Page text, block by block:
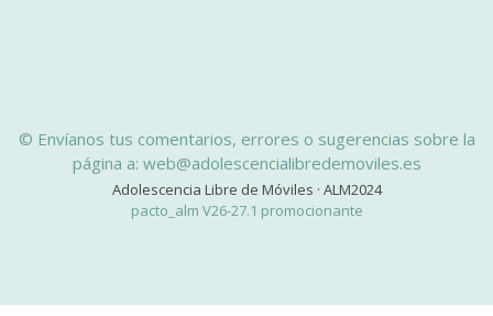
© Envíanos tus comentarios, errores o sugerencias sobre la
página a: web@adolescencialibredemoviles.es
Adolescencia Libre de Móviles · ALM2024
pacto_alm V26-27.1 promocionante